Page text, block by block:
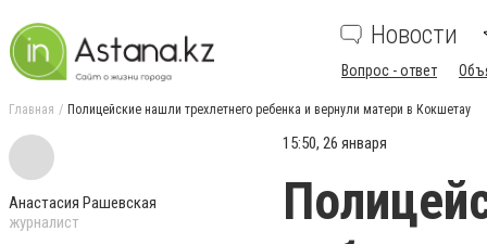
Новости
Вопрос - ответ
Главная Полицейские нашли трехлетнего ребенка и вернули матери в Кокшетау
Анастасия Рашевская
журналист
15:50, 26 января